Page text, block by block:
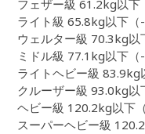
フェザー級 61.2kg以下
ライト級 65.8kg以下（
ウェルター級 70.3kg以
ミドル級 77.1kg以下（
ライトヘビー級 83.9kg
クルーザー級 93.0kg以
ヘビー級 120.2kg以下
スーパーヘビー級